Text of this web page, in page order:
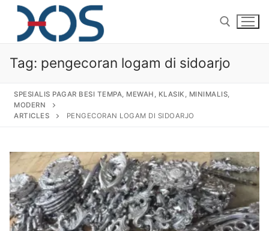
About Us
Products
Pagar Besi Tempa Klasik
Gallery
Tag: pengecoran logam di sidoarjo
SPESIALIS PAGAR BESI TEMPA, MEWAH, KLASIK, MINIMALIS,
MODERN
ARTICLES
PENGECORAN LOGAM DI SIDOARJO